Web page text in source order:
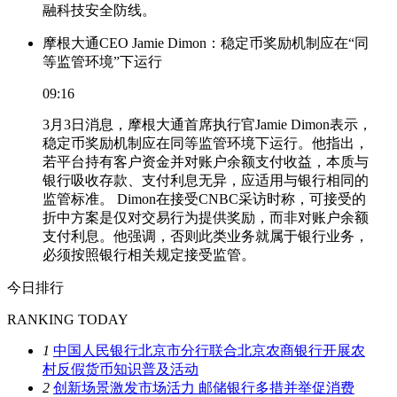
融科技安全防线。
摩根大通CEO Jamie Dimon：稳定币奖励机制应在“同
等监管环境”下运行
09:16
3月3日消息，摩根大通首席执行官Jamie Dimon表示，
稳定币奖励机制应在同等监管环境下运行。他指出，
若平台持有客户资金并对账户余额支付收益，本质与
银行吸收存款、支付利息无异，应适用与银行相同的
监管标准。 Dimon在接受CNBC采访时称，可接受的
折中方案是仅对交易行为提供奖励，而非对账户余额
支付利息。他强调，否则此类业务就属于银行业务，
必须按照银行相关规定接受监管。
今日排行
RANKING TODAY
1 中国人民银行北京市分行联合北京农商银行开展农
村反假货币知识普及活动
2 创新场景激发市场活力 邮储银行多措并举促消费